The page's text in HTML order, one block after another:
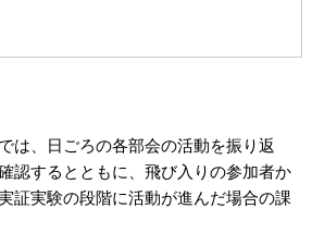
は、日ごろの各部会の活動を振り返
認するとともに、飛び入りの参加者か
証実験の段階に活動が進んだ場合の課